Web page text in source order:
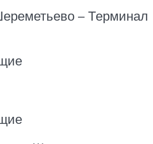
– Терминал